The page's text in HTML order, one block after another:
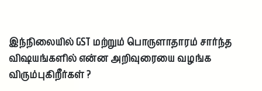
இந்நிலையில் GST மற்றும் பொருளாதாரம் சார்ந்த
விஷயங்களில் என்ன அறிவுரையை வழங்க
விரும்புகிறீர்கள் ?